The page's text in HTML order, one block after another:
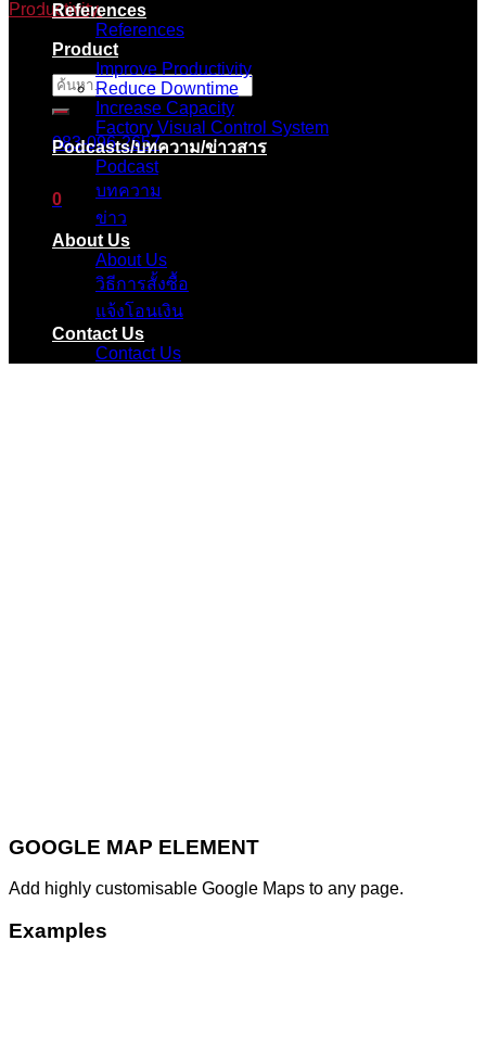
ค้นหา:
083-096-2657
0
ตะกร้าสินค้า
ไม่มีสินค้าในตะกร้า
References
References
Product
Improve Productivity
Reduce Downtime
Increase Capacity
Factory Visual Control System
Podcasts/บทความ/ข่าวสาร
Podcast
บทความ
ข่าว
About Us
About Us
วิธีการสั้งซื้อ
แจ้งโอนเงิน
Contact Us
Contact Us
GOOGLE MAP ELEMENT
Add highly customisable Google Maps to any page.
Examples